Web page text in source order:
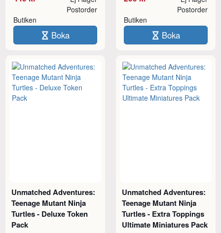
Butiken
Postorder
Boka
Butiken
Postorder
Boka
Unmatched Adventures:
Teenage Mutant Ninja
Turtles - Deluxe Token
Pack
Unmatched Adventures:
Teenage Mutant Ninja
Turtles - Extra Toppings
Ultimate Miniatures Pack